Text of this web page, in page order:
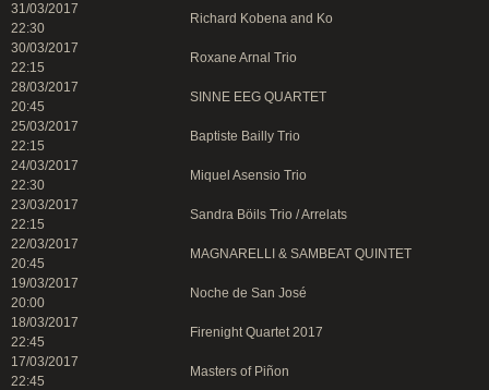
31/03/2017
22:30
Richard Kobena and Ko
30/03/2017
22:15
Roxane Arnal Trio
28/03/2017
20:45
SINNE EEG QUARTET
25/03/2017
22:15
Baptiste Bailly Trio
24/03/2017
22:30
Miquel Asensio Trio
23/03/2017
22:15
Sandra Böils Trio / Arrelats
22/03/2017
20:45
MAGNARELLI & SAMBEAT QUINTET
19/03/2017
20:00
Noche de San José
18/03/2017
22:45
Firenight Quartet 2017
17/03/2017
22:45
Masters of Piñon